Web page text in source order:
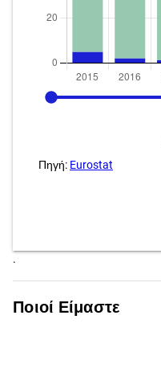
Πηγή: Eurostat
.
Ποιοί Είμαστε